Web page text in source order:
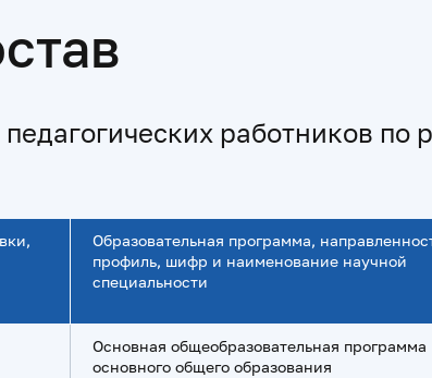
работников
Образовательная программа,
профиль, шифр и наименование научной
специальности
Основная общеобразовательная программа
основного общего образования